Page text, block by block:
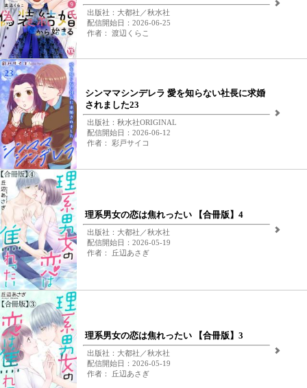
出版社：大都社／秋水社
配信開始日：2026-06-25
作者： 渡辺くらこ
シンママシンデレラ 愛を知らない社長に求婚
されました23
出版社：秋水社ORIGINAL
配信開始日：2026-06-12
作者： 彩戸サイコ
理系男女の恋は焦れったい 【合冊版】4
出版社：大都社／秋水社
配信開始日：2026-05-19
作者： 丘辺あさぎ
理系男女の恋は焦れったい 【合冊版】3
出版社：大都社／秋水社
配信開始日：2026-05-19
作者： 丘辺あさぎ